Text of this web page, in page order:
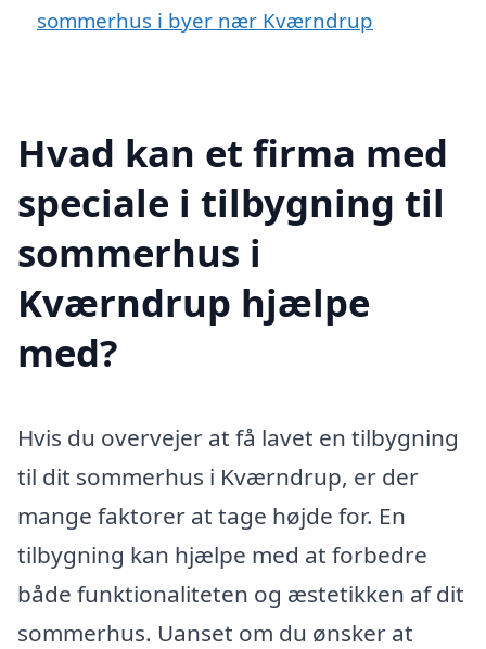
sommerhus i byer nær Kværndrup
Hvad kan et firma med
speciale i tilbygning til
sommerhus i
Kværndrup hjælpe
med?
Hvis du overvejer at få lavet en tilbygning
til dit sommerhus i Kværndrup, er der
mange faktorer at tage højde for. En
tilbygning kan hjælpe med at forbedre
både funktionaliteten og æstetikken af dit
sommerhus. Uanset om du ønsker at